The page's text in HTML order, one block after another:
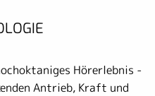
Hörerlebnis -
Antrieb, Kraft und